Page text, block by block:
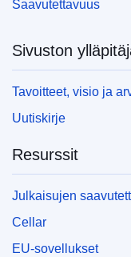
Saavutettavuus
Sivuston
Tavoitteet, visio ja
Uutiskirje
Resurssit
Julkaisujen
Cellar
EU-sovellukset